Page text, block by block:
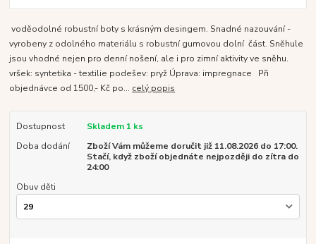
voděodolné robustní boty s krásným desingem. Snadné nazouvání -
vyrobeny z odolného materiálu s robustní gumovou dolní část. Sněhule
jsou vhodné nejen pro denní nošení, ale i pro zimní aktivity ve sněhu.
vršek: syntetika - textilie podešev: pryž Úprava: impregnace Při
objednávce od 1500,- Kč po... celý popis
Dostupnost
Skladem 1 ks
Doba dodání
Zboží Vám můžeme doručit již 11.08.2026 do 17:00.
Stačí, když zboží objednáte nejpozději do zítra do
24:00
Obuv děti